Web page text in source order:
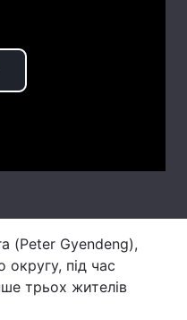
(Peter Gyendeng),
округу, під час
трьох жителів